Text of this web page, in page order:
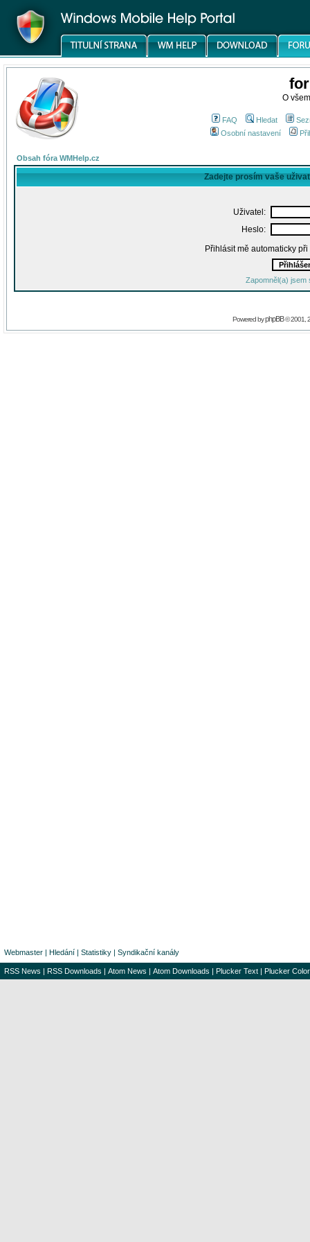
O
FAQ Hledat
Osobní nastavení
Obsah fóra WMHelp.cz
Zadejte prosím vaše
Uživatel:
Heslo:
Přihlásit mě automaticky
Zapomněl(a) jsem
Powered byphpBB© 2001,
Webmaster | Hledání | Statistiky | Syndikační kanály
RSS News | RSS Downloads | Atom News | Atom Downloads | Plucker Text | Plucker Color